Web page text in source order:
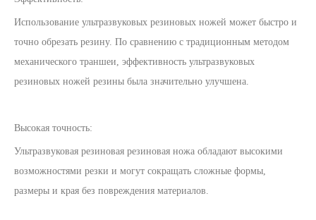
Использование ультразвуковых резиновых ножей может быстро и
точно обрезать резину. По сравнению с традиционным методом
механического траншеи, эффективность ультразвуковых
резиновых ножей резины была значительно улучшена.
Высокая точность:
Ультразвуковая резиновая резиновая ножа обладают высокими
возможностями резки и могут сокращать сложные формы,
размеры и края без повреждения материалов.